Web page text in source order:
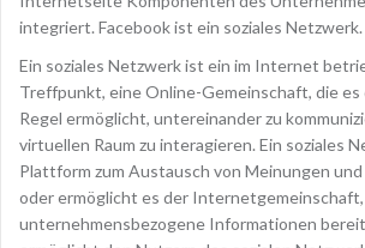
integriert. Facebook ist ein soziales Netzwerk.
Ein soziales Netzwerk ist ein im Internet
Treffpunkt, eine Online-Gemeinschaft, die es
Regel ermöglicht, untereinander zu
virtuellen Raum zu interagieren. Ein soziales
Plattform zum Austausch von Meinungen
oder ermöglicht es der
unternehmensbezogene Informationen